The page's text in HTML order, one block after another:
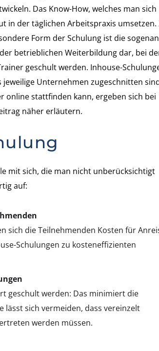
Das Know-How, welches man sich
in der täglichen Arbeitspraxis umsetzen.
Form der Schulung ist die
betrieblichen Weiterbildung dar, bei
geschult werden. Inhouse-
Unternehmen zugeschnitten
online stattfinden kann, ergeben sich bei
näher erläutern.
mit sich, die man nicht unberücksichtigt
auf:
sich die Teilnehmenden Kosten für
Schulungen zu kosteneffizienten
geschult werden: Das minimiert die
lässt sich vermeiden, dass vereinzelt
werden müssen.